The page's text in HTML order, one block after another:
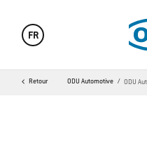
FR
Retour ODU Automotive ODU